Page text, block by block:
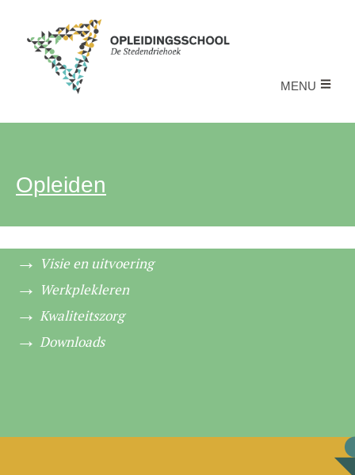
Opleiden
Visie en uitvoering
Werkplekleren
Kwaliteitszorg
Downloads
MENU